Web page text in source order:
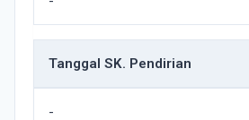
Tanggal SK. Pendirian
-